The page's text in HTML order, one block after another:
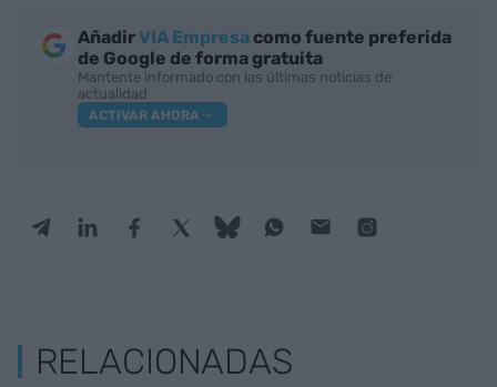
AñadirVIA Empresa como fuente preferida
de Google de forma gratuita
Mantente informado con las últimas noticias de
actualidad
ACTIVAR AHORA
RELACIONADAS